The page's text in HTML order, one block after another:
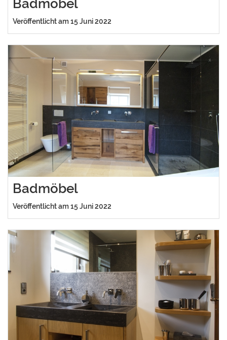
Badmöbel
Veröffentlicht am 15 Juni 2022
Badmöbel
Veröffentlicht am 15 Juni 2022